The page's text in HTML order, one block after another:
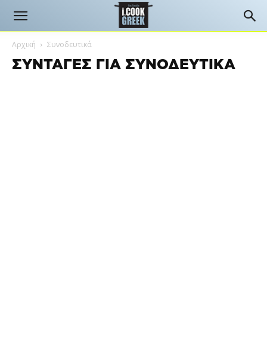
Αρχική Συνοδευτικά
ΣΥΝΤΑΓΈΣ ΓΙΑ ΣΥΝΟΔΕΥΤΙΚΆ